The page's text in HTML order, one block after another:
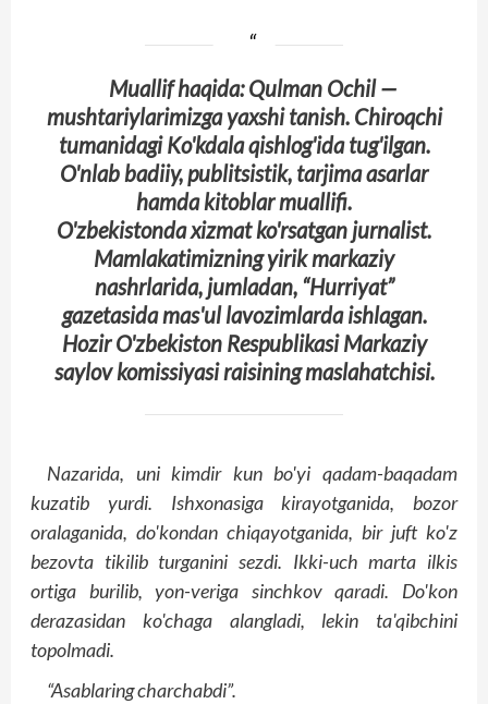
Muallif haqida: Qulman Ochil —
mushtariylarimizga yaxshi tanish. Chiroqchi
tumanidagi Ko'kdala qishlog'ida tug'ilgan.
O'nlab badiiy, publitsistik, tarjima asarlar
hamda kitoblar muallifi.
O'zbekistonda xizmat ko'rsatgan jurnalist.
Mamlakatimizning yirik markaziy
nashrlarida, jumladan, “Hurriyat”
gazetasida mas'ul lavozimlarda ishlagan.
Hozir O'zbekiston Respublikasi Markaziy
saylov komissiyasi raisining maslahatchisi.
Nazarida, uni kimdir kun bo'yi qadam-baqadam
kuzatib yurdi. Ishxonasiga kirayotganida, bozor
oralaganida, do'kondan chiqayotganida, bir juft ko'z
bezovta tikilib turganini sezdi. Ikki-uch marta ilkis
ortiga burilib, yon-veriga sinchkov qaradi. Do'kon
derazasidan ko'chaga alangladi, lekin ta'qibchini
topolmadi.
“Asablaring charchabdi”.